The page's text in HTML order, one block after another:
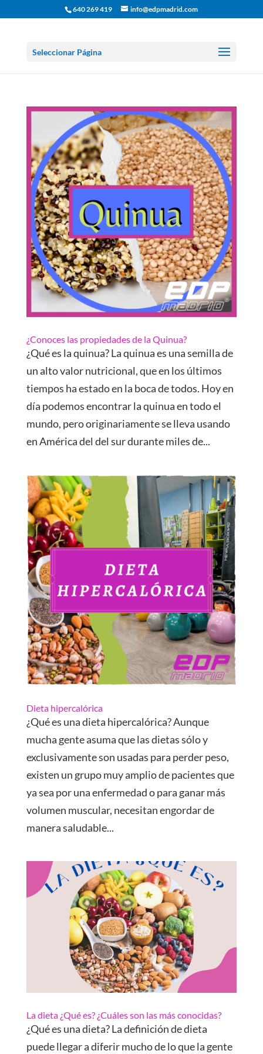
640 269 419 info@edpmadrid.com
Seleccionar Página
¿Conoces las propiedades de la Quinua?
¿Qué es la quinua? La quinua es una semilla de
un alto valor nutricional, que en los últimos
tiempos ha estado en la boca de todos. Hoy en
día podemos encontrar la quinua en todo el
mundo, pero originariamente se lleva usando
en América del del sur durante miles de...
Dieta hipercalórica
¿Qué es una dieta hipercalórica? Aunque
mucha gente asuma que las dietas sólo y
exclusivamente son usadas para perder peso,
existen un grupo muy amplio de pacientes que
ya sea por una enfermedad o para ganar más
volumen muscular, necesitan engordar de
manera saludable...
La dieta ¿Qué es? ¿Cuáles son las más conocidas?
¿Qué es una dieta? La definición de dieta
puede llegar a diferir mucho de lo que la gente